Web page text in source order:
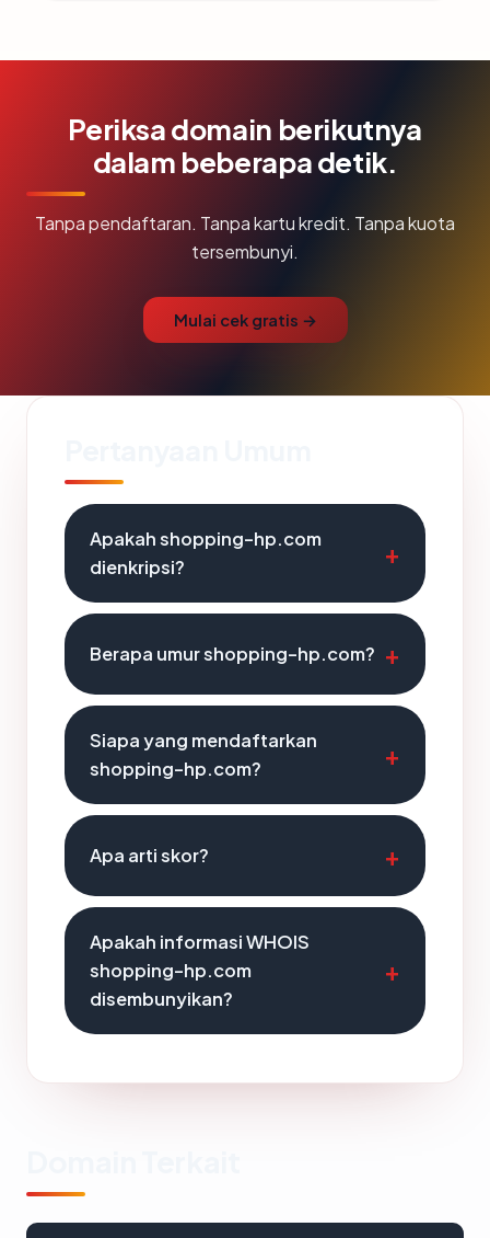
Periksa domain berikutnya
dalam beberapa detik.
Tanpa pendaftaran. Tanpa kartu kredit. Tanpa kuota
tersembunyi.
Mulai cek gratis →
Apakah shopping-hp.com
dienkripsi?
Berapa umur shopping-hp.com?
Siapa yang mendaftarkan
shopping-hp.com?
Apa arti skor?
Apakah informasi WHOIS
shopping-hp.com
disembunyikan?